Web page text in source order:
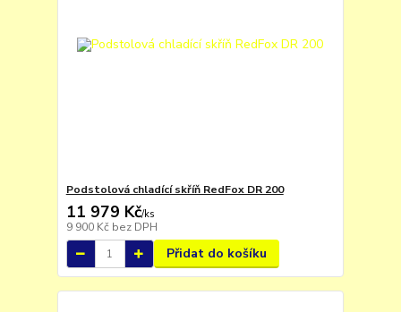
Podstolová chladící skříň RedFox DR 200
11 979 Kč/ks
9 900 Kč bez DPH
Přidat do košíku